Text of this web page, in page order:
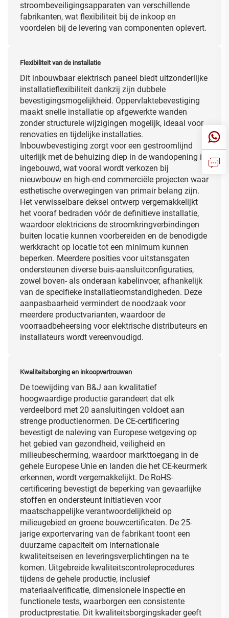
stroombeveiligingsapparaten van verschillende
fabrikanten, wat flexibiliteit bij de inkoop en
voordelen bij de levering van componenten oplevert.
Flexibiliteit van de installatie
Dit inbouwbaar elektrisch paneel biedt uitzonderlijke
installatieflexibiliteit dankzij zijn dubbele
bevestigingsmogelijkheid. Oppervlaktebevestiging
maakt snelle installatie op afgewerkte wanden
zonder structurele wijzigingen mogelijk, ideaal voor
renovaties en tijdelijke installaties.
Inbouwbevestiging zorgt voor een gestroomlijnd
uiterlijk met de behuizing diep in de wandopening is
ingebouwd, wat vooral wordt verkozen bij
nieuwbouw en high-end commerciële projecten waar
esthetische overwegingen van primair belang zijn.
Het verwisselbare deksel ontwerp vergemakkelijkt
het vooraf bedraden vóór de definitieve installatie,
waardoor elektriciens de stroomkringverbindingen
buiten locatie kunnen voorbereiden en de benodigde
werkkracht op locatie tot een minimum kunnen
beperken. Meerdere posities voor uitstansgaten
ondersteunen diverse buis-aansluitconfiguraties,
zowel boven- als onderaan kabelinvoer, afhankelijk
van de specifieke installatieomstandigheden. Deze
aanpasbaarheid vermindert de noodzaak voor
meerdere productvarianten, waardoor de
voorraadbeheersing voor elektrische distributeurs en
installateurs wordt vereenvoudigd.
Kwaliteitsborging en inkoopvertrouwen
De toewijding van B&J aan kwalitatief
hoogwaardige productie garandeert dat elk
verdeelbord met 20 aansluitingen voldoet aan
strenge productienormen. De CE-certificering
bevestigt de naleving van Europese wetgeving op
het gebied van gezondheid, veiligheid en
milieubescherming, waardoor markttoegang in de
gehele Europese Unie en landen die het CE-keurmerk
erkennen, wordt vergemakkelijkt. De RoHS-
certificering bevestigt de beperking van gevaarlijke
stoffen en ondersteunt initiatieven voor
maatschappelijke verantwoordelijkheid op
milieugebied en groene bouwcertificaten. De 25-
jarige exportervaring van de fabrikant toont een
duurzame capaciteit om internationale
kwaliteitseisen en leveringsverplichtingen na te
komen. Uitgebreide kwaliteitscontroleprocedures
tijdens de gehele productie, inclusief
materiaalverificatie, dimensionele inspectie en
functionele tests, waarborgen een consistente
productprestatie. Dit kwaliteitsborgingskader geeft